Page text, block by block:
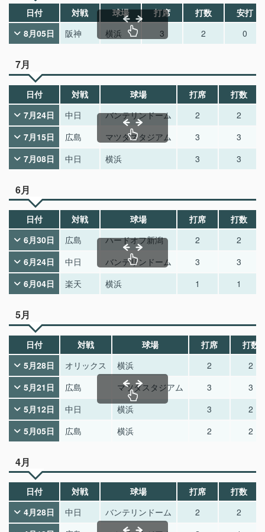
日付 対戦 球場 打席 打数
安打
8月05日
阪神 横浜 3 2 0
7月
日付 対戦 球場 打席
打数
7月24日
中日 バンテリンドーム 2
2
7月15日
広島 マツダスタジアム 3
3
7月08日
中日 横浜 3 3
6月
日付 対戦 球場 打席
打数
6月30日
広島 ハードオフ新潟 2
2
6月24日
中日 バンテリンドーム 3
3
6月04日
楽天 横浜 1 1
5月
日付 対戦 球場 打席
打数
5月28日
オリックス 横浜 2
2
5月21日
広島 マツダスタジアム 3
3
5月12日
中日 横浜 3
2
5月05日
広島 横浜 2 2
4月
日付 対戦 球場 打席
打数
4月28日
中日 バンテリンドーム 2
2